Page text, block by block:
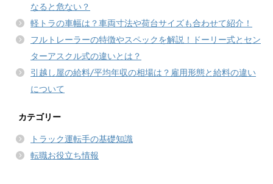
なると危ない？
軽トラの車幅は？車両寸法や荷台サイズも合わせて紹介！
フルトレーラーの特徴やスペックを解説！ドーリー式とセン
ターアスクル式の違いとは？
引越し屋の給料/平均年収の相場は？雇用形態と給料の違い
について
カテゴリー
トラック運転手の基礎知識
転職お役立ち情報